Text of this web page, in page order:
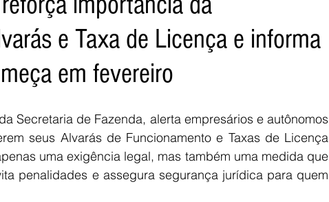
e Taxa de Licença e informa
em fevereiro
Secretaria de Fazenda, alerta empresários e autônomos
seus Alvarás de Funcionamento e Taxas de Licença
uma exigência legal, mas também uma medida que
penalidades e assegura segurança jurídica para quem